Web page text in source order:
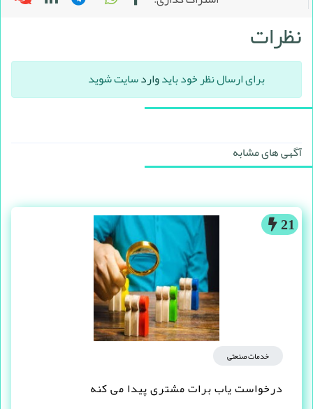
نظرات
برای ارسال نظر خود بایدواردسایت شوید
آگهی های مشابه
21
خدمات صنعتی
درخواست یاب برات مشتری پیدا می کنه